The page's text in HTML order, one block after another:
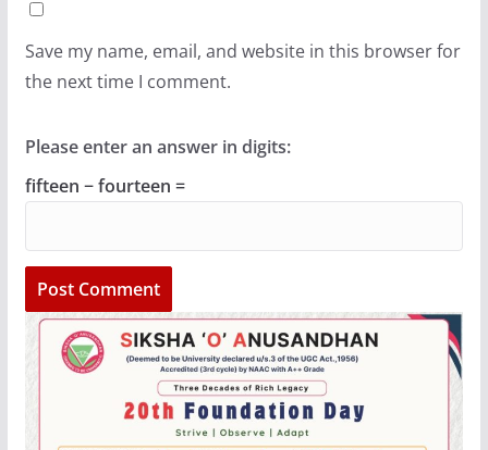
Save my name, email, and website in this browser for
the next time I comment.
Please enter an answer in digits:
fifteen − fourteen =